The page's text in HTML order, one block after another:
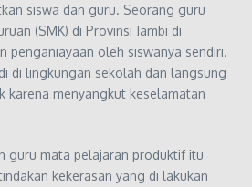
siswa dan guru. Seorang guru
(SMK) di Provinsi Jambi di
penganiayaan oleh siswanya sendiri.
di lingkungan sekolah dan langsung
karena menyangkut keselamatan
guru mata pelajaran produktif itu
kekerasan yang di lakukan